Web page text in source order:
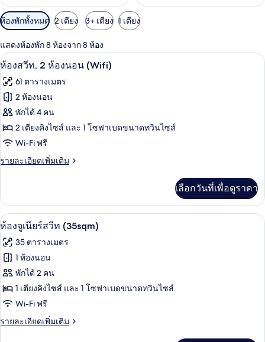
ตัว
กรอง
ที่
มี
ให้
สำหรับ
ห้อง
พัก
ห้องพักทั้งหมด 2 เตียง 3+ เตียง 1 เตียง
แสดงห้องพัก 8 ห้องจาก 8 ห้อง
เปิด
ภาพถ่าย
ทั้งหมด
ของ
ห้อง
สวีท,
2
(Wifi)
12
ห้องสวีท, 2 ห้องนอน (Wifi)
61 ตารางเมตร
2 ห้องนอน
พักได้ 4 คน
2 เตียงคิงไซส์ และ 1 โซฟาเบดขนาดทวินไซส์
Wi-Fi ฟรี
รายละเอียดเพิ่มเติม
ราย
เกี่ยว
กับ
ห้อง
ท,
2
นอน
(Wifi)
เลือกวันที่เพื่อดูราคา
เปิด
ภาพถ่าย
ทั้งหมด
ของ
ห้อง
จู
เนียร์
ห้องจูเนียร์สวีท (35sqm) | เครื่องนอน
6
ห้องจูเนียร์สวีท (35sqm)
35 ตารางเมตร
1 ห้องนอน
พักได้ 2 คน
1 เตียงคิงไซส์ และ 1 โซฟาเบดขนาดทวินไซส์
Wi-Fi ฟรี
รายละเอียดเพิ่มเติม
ราย